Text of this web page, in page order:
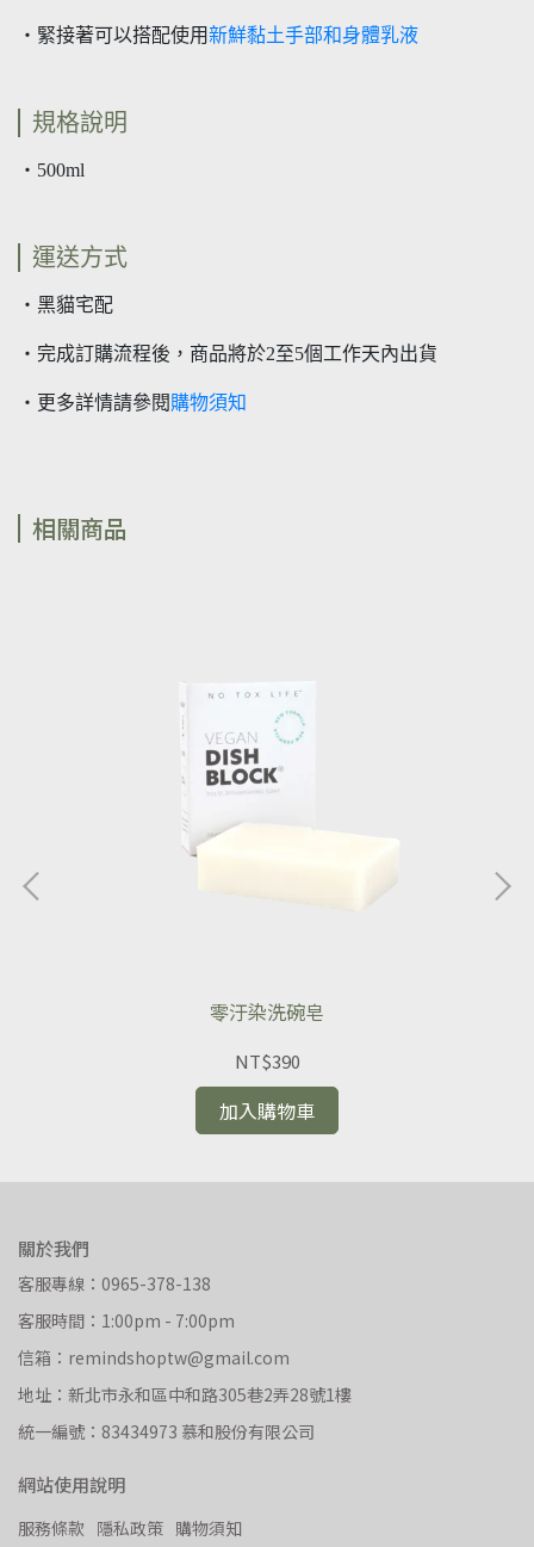
・緊接著可以搭配使用新鮮黏土手部和身體乳液
規格說明
・500ml
運送方式
・黑貓宅配
・完成訂購流程後，商品將於2至5個工作天內出貨
・更多詳情請參閱購物須知
相關商品
零汙染洗碗皂
NT$390
加入購物車
關於我們
客服專線：0965-378-138
客服時間：1:00pm - 7:00pm
信箱：remindshoptw@gmail.com
地址：新北市永和區中和路305巷2弄28號1樓
統一編號：83434973 慕和股份有限公司
網站使用說明
服務條款 隱私政策 購物須知